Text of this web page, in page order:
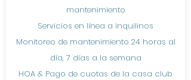
mantenimiento
Servicios en línea a inquilinos
Monitoreo de mantenimiento 24 horas al
día, 7 días a la semana
HOA & Pago de cuotas de la casa club